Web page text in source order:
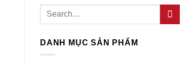
Search
DANH MỤC SẢN PHẨM